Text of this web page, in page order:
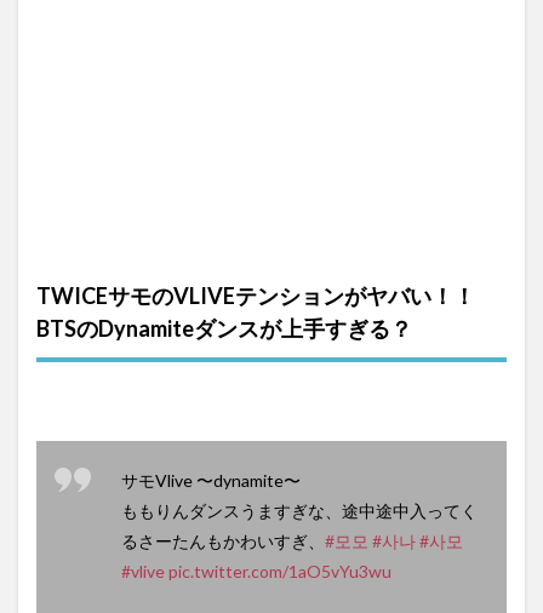
TWICEサモのVLIVEテンションがヤバい！！
BTSのDynamiteダンスが上手すぎる？
サモVlive 〜dynamite〜
ももりんダンスうますぎな、途中途中入ってく
るさーたんもかわいすぎ、 #모모 #사나#사모
#vlivepic.twitter.com/1aO5vYu3wu